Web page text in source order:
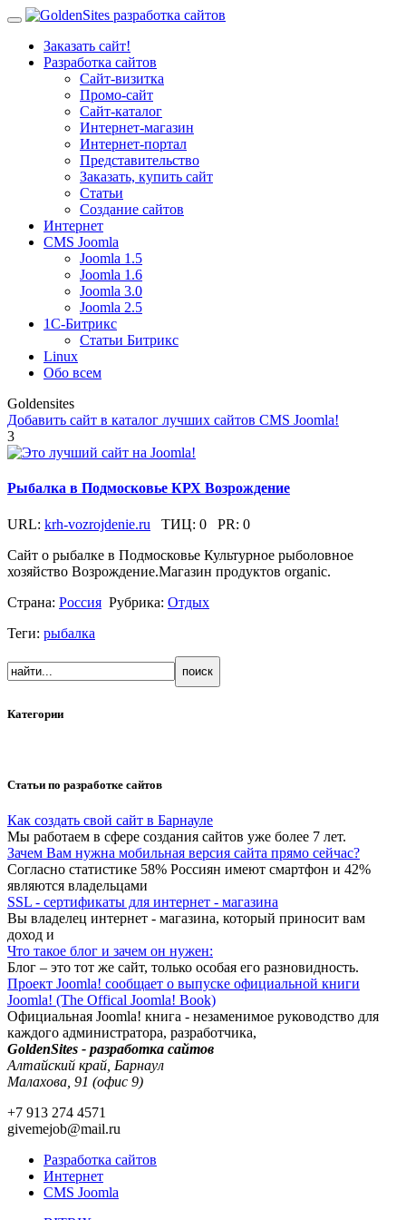
Заказать сайт!
Разработка сайтов
Сайт-визитка
Промо-сайт
Сайт-каталог
Интернет-магазин
Интернет-портал
Представительство
Заказать, купить сайт
Статьи
Создание сайтов
Интернет
CMS Joomla
Joomla 1.5
Joomla 1.6
Joomla 3.0
Joomla 2.5
1С-Битрикс
Статьи Битрикс
Linux
Обо всем
Goldensites
Добавить сайт в каталог лучших сайтов CMS Joomla!
3
Рыбалка в Подмосковье КРХ Возрождение
URL: krh-vozrojdenie.ru ТИЦ: 0 PR: 0
Сайт о рыбалке в Подмосковье Культурное рыболовное
хозяйство Возрождение.Магазин продуктов organic.
Страна: Россия Рубрика: Отдых
Теги: рыбалка
Категории
Статьи по разработке сайтов
Как создать свой сайт в Барнауле
Мы работаем в сфере создания сайтов уже более 7 лет.
Зачем Вам нужна мобильная версия сайта прямо сейчас?
Согласно статистике 58% Россиян имеют смартфон и 42%
являются владельцами
SSL - сертификаты для интернет - магазина
Вы владелец интернет - магазина, который приносит вам
доход и
Что такое блог и зачем он нужен:
Блог – это тот же сайт, только особая его разновидность.
Проект Joomla! сообщает о выпуске официальной книги
Joomla! (The Offical Joomla! Book)
Официальная Joomla! книга - незаменимое руководство для
каждого администратора, разработчика,
GoldenSites - разработка сайтов
Алтайский край, Барнаул
Малахова, 91 (офис 9)
+7 913 274 4571
givemejob@mail.ru
Разработка сайтов
Интернет
CMS Joomla